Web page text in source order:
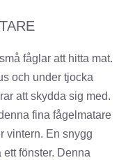
fåglar att hitta mat.
och under tjocka
att skydda sig med.
fina fågelmatare
vintern. En snygg
fönster. Denna